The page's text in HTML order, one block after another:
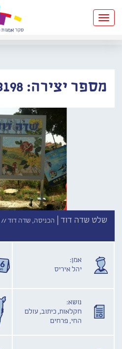
Toggle
navigation
מספר יצירה: #3198
שלט שדה דוד | הכניסה, שדה דוד //
אמן:
יהל איריס
נושא:
חקלאות, כיתוב, עולם
החי, פרחים